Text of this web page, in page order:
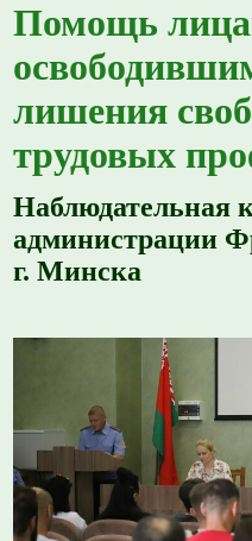
Помощь
лишения
трудовых
Наблюдательная
администрации
г. Минска